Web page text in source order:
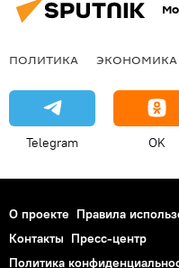
ПОЛИТИКА ЭКОНОМИКА
Telegram OK
О проекте Правила
Контакты Пресс-центр
Политика